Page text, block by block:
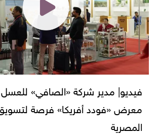
فيديو| مدير شركة «الصافي»
معرض «فودد أفريكا» فرصة
المصرية